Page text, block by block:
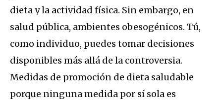
dieta y la actividad física. Sin embargo, en
salud pública, ambientes obesogénicos. Tú,
como individuo, puedes tomar decisiones
disponibles más allá de la controversia.
Medidas de promoción de dieta saludable
porque ninguna medida por sí sola es